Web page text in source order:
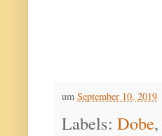
um September 10, 2019
Labels: Dobe,